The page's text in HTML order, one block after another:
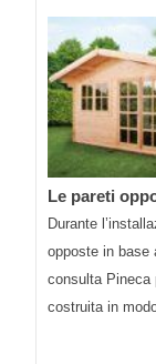
Le pareti
Durante
opposte in base
consulta Pineca
costruita in